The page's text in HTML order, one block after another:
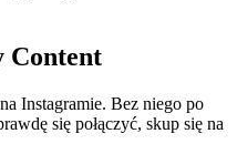
Content
Instagramie. Bez niego po
się połączyć, skup się na